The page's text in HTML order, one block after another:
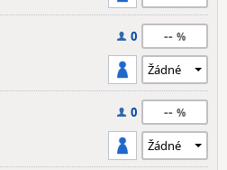
0 --
0 --